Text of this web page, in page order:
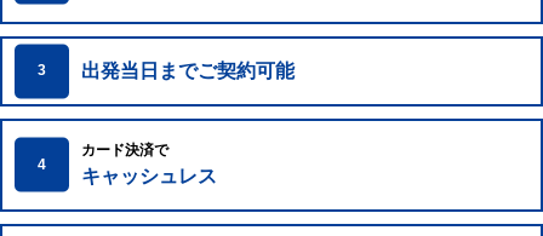
3 出発当日までご契約可能
4
カード決済で
キャッシュレス